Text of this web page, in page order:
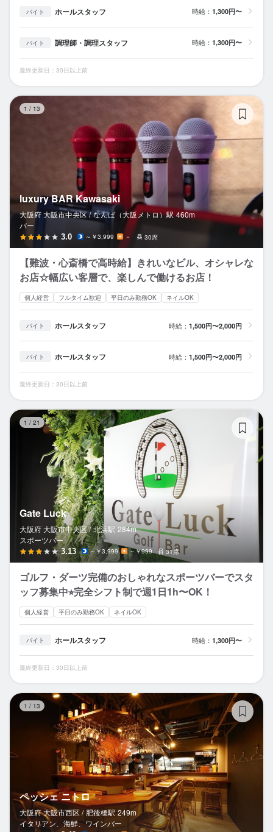
バイト ホールスタッフ 時給： 1,300円〜
バイト 調理師・調理スタッフ 時給： 1,300円〜
最終更新日：30日以上前
1 / 13
luxury BAR Kawasaki
大阪府 大阪市中央区 / なんば（大阪メトロ）駅 460m
バー
3.0 ～￥3,999 － 30席
【難波・心斎橋で高時給】きれいなビル、オシャレな
お店☆幅広い客層で、楽しんで働けるお店！
個人経営 フルタイム歓迎 平日のみ勤務OK ネイルOK
バイト ホールスタッフ 時給： 1,500円〜2,000円
バイト ホールスタッフ 時給： 1,500円〜2,000円
最終更新日：30日以上前
1 / 21
Gate Luck
大阪府 大阪市中央区 / 北浜駅 284m
スポーツバー
3.13 ～￥3,999 ～￥999 31席
ゴルフ・ダーツ完備のおしゃれなスポーツバーでスタ
ッフ募集中⭐︎完全シフト制で週1日1h〜OK！
個人経営 平日のみ勤務OK ネイルOK
バイト ホールスタッフ 時給： 1,300円〜
最終更新日：30日以上前
1 / 13
ペッシェ ニトロ
大阪府 大阪市西区 / 肥後橋駅 249m
イタリアン、海鮮、ワインバー